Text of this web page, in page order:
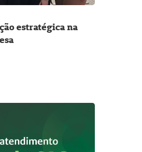
estratégica na